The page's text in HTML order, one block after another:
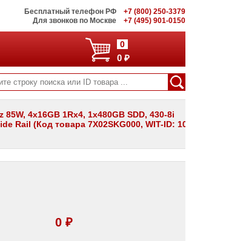
Бесплатный телефон РФ
+7 (800) 250-3379
Для звонков по Москве
+7 (495) 901-0150
0
0 ₽
4x16GB 1Rx4, 1x480GB SDD, 430-8i
Rail (Код товара 7X02SKG000, WIT-ID: 108-
0 ₽